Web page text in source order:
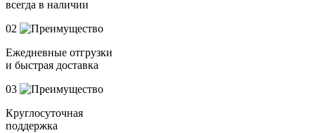
всегда в наличии
02
Ежедневные отгрузки
и быстрая доставка
03
Круглосуточная
поддержка